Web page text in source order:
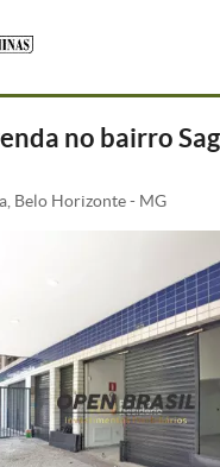
no bairro
Belo Horizonte - MG